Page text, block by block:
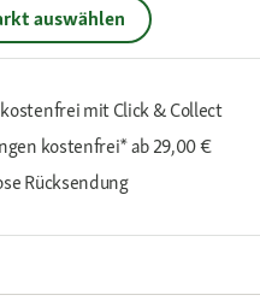
auswählen
mit Click & Collect
kostenfrei*ab 29,00 €
Rücksendung